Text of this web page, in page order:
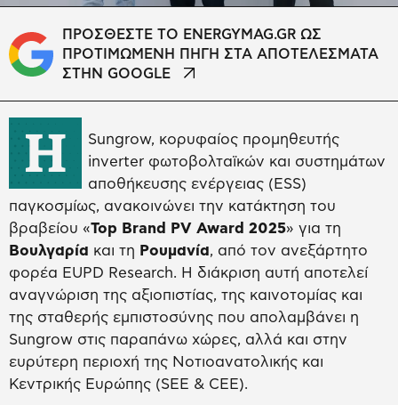
ΠΡΟΣΘΕΣΤΕ ΤΟ ENERGYMAG.GR ΩΣ
ΠΡΟΤΙΜΩΜΕΝΗ ΠΗΓΗ ΣΤΑ ΑΠΟΤΕΛΕΣΜΑΤΑ
ΣΤΗΝ GOOGLE
Η
Sungrow, κορυφαίος προμηθευτής
inverter φωτοβολταϊκών και συστημάτων
αποθήκευσης ενέργειας (ESS)
παγκοσμίως, ανακοινώνει την κατάκτηση του
βραβείου «Top Brand PV Award 2025» για τη
Βουλγαρία και τη Ρουμανία, από τον ανεξάρτητο
φορέα EUPD Research. Η διάκριση αυτή αποτελεί
αναγνώριση της αξιοπιστίας, της καινοτομίας και
της σταθερής εμπιστοσύνης που απολαμβάνει η
Sungrow στις παραπάνω χώρες, αλλά και στην
ευρύτερη περιοχή της Νοτιοανατολικής και
Κεντρικής Ευρώπης (SEE & CEE).